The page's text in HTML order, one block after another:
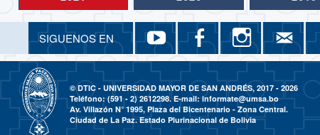
SIGUENOS EN YouTube
Relaciones Internacionales
Facebook
Relaciones
© DTIC - UNIVERSIDAD MAYOR DE SAN ANDRÉS, 2017 - 2026
Teléfono: (591 - 2) 2612298. E-mail:informate@umsa.bo
Av. Villazón N° 1995, Plaza del Bicentenario - Zona Central.
Ciudad de La Paz. Estado Plurinacional de Bolivia